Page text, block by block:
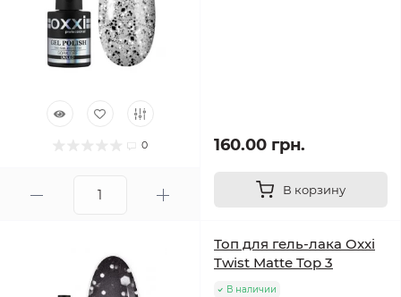
0 160.00 грн.
В корзину
Топ для гель-лака Oxxi
Twist Matte Top 3
В наличии